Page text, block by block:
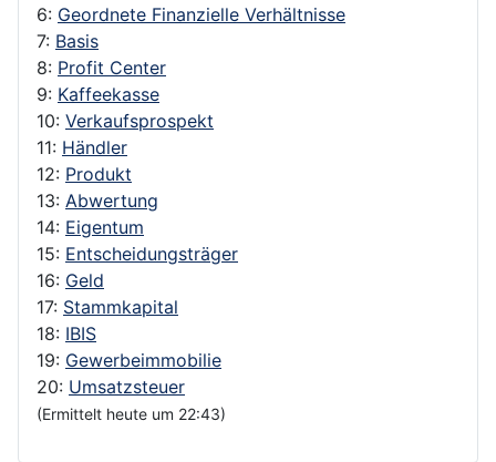
6: Geordnete Finanzielle Verhältnisse
7: Basis
8: Profit Center
9: Kaffeekasse
10: Verkaufsprospekt
11: Händler
12: Produkt
13: Abwertung
14: Eigentum
15: Entscheidungsträger
16: Geld
17: Stammkapital
18: IBIS
19: Gewerbeimmobilie
20: Umsatzsteuer
(Ermittelt heute um 22:43)